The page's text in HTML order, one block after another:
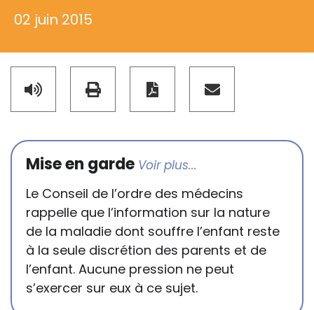
02 juin 2015
Mise en garde
Le Conseil de l’ordre des médecins
rappelle que l’information sur la nature
de la maladie dont souffre l’enfant reste
à la seule discrétion des parents et de
l’enfant. Aucune pression ne peut
s’exercer sur eux à ce sujet.